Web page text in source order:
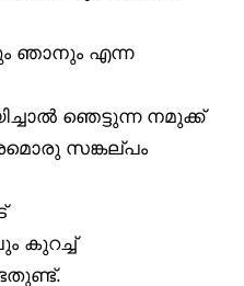
ഞാനും എന്ന
ഞെട്ടുന്ന നമുക്ക്
സങ്കല്പം
കുറച്ച്